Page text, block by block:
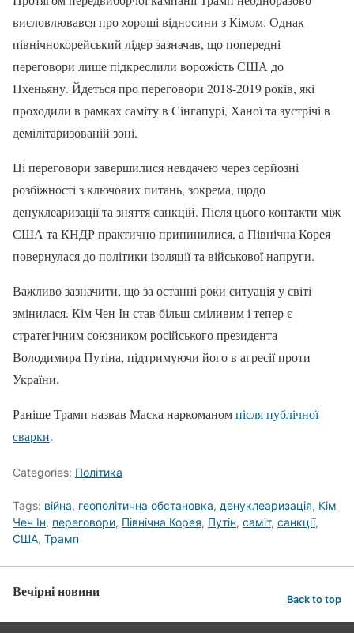
висловлювався про хороші відносини з Кімом. Однак
північнокорейський лідер зазначав, що попередні
переговори лише підкреслили ворожість США до
Пхеньяну. Йдеться про переговори 2018-2019 років, які
проходили в рамках саміту в Сінгапурі, Ханої та зустрічі в
демілітаризованій зоні.
Ці переговори завершилися невдачею через серйозні
розбіжності з ключових питань, зокрема, щодо
денуклеаризації та зняття санкцій. Після цього контакти між
США та КНДР практично припинилися, а Північна Корея
повернулася до політики ізоляції та військової напруги.
Важливо зазначити, що за останні роки ситуація у світі
змінилася. Кім Чен Ін став більш сміливим і тепер є
стратегічним союзником російського президента
Володимира Путіна, підтримуючи його в агресії проти
України.
Раніше Трамп назвав Маска наркоманомпісля публічної
сварки.
Categories: Політика
Tags: війна, геополітична обстановка, денуклеаризація, Кім
Чен Ін, переговори, Північна Корея, Путін, саміт, санкції,
США, Трамп
Вечірні новини Back to top